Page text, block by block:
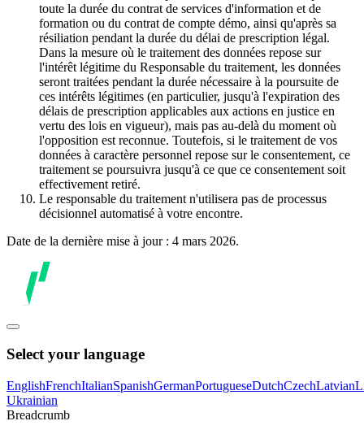
toute la durée du contrat de services d'information et de
formation ou du contrat de compte démo, ainsi qu'après sa
résiliation pendant la durée du délai de prescription légal.
Dans la mesure où le traitement des données repose sur
l'intérêt légitime du Responsable du traitement, les données
seront traitées pendant la durée nécessaire à la poursuite de
ces intérêts légitimes (en particulier, jusqu'à l'expiration des
délais de prescription applicables aux actions en justice en
vertu des lois en vigueur), mais pas au-delà du moment où
l'opposition est reconnue. Toutefois, si le traitement de vos
données à caractère personnel repose sur le consentement, ce
traitement se poursuivra jusqu'à ce que ce consentement soit
effectivement retiré.
Le responsable du traitement n'utilisera pas de processus
décisionnel automatisé à votre encontre.
Date de la dernière mise à jour : 4 mars 2026.
Select your language
EnglishFrenchItalianSpanishGermanPortugueseDutchCzechLatvian
Ukrainian
Breadcrumb